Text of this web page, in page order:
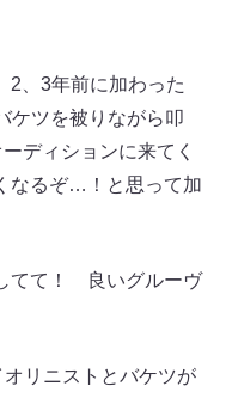
、3年前に加わった
ケツを被りながら叩
ディションに来てく
なるぞ…！と思って加
てて！ 良いグルーヴ
リニストとバケツが